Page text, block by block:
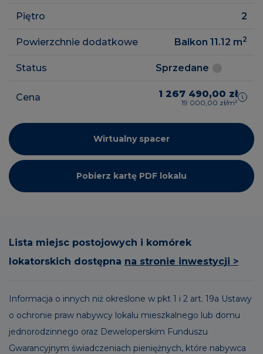
Piętro 2
Powierzchnie dodatkowe Balkon 11.12 m2
Status Sprzedane
Cena 1 267 490,00 zł
19 000,00 zł/m²
Wirtualny spacer
Pobierz kartę PDF lokalu
Lista miejsc postojowych i komórek
lokatorskich dostępna na stronie inwestycji >
Informacja o innych niż określone w pkt 1 i 2 art. 19a Ustawy
o ochronie praw nabywcy lokalu mieszkalnego lub domu
jednorodzinnego oraz Deweloperskim Funduszu
Gwarancyjnym świadczeniach pieniężnych, które nabywca